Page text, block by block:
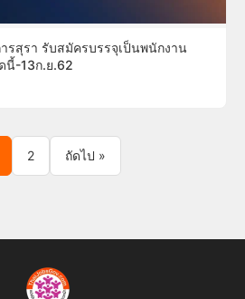
รสุรา รับสมัครบรรจุเป็นพนักงาน
นี้-13ก.ย.62
2 ถัดไป »